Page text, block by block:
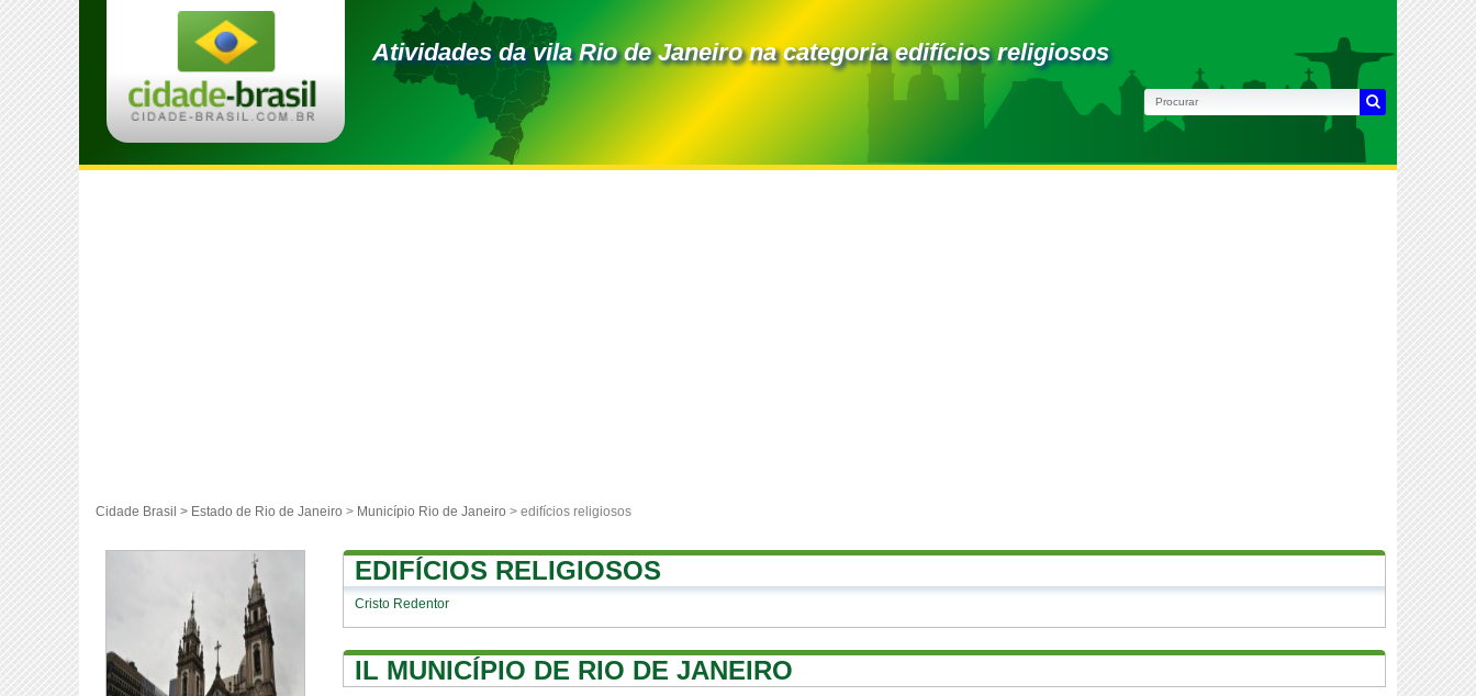
Atividades da vila Rio de Janeiro na categoria edifícios religiosos
Cidade Brasil > Estado de Rio de Janeiro > Município Rio de Janeiro > edifícios religiosos
EDIFÍCIOS RELIGIOSOS
Cristo Redentor
IL MUNICÍPIO DE RIO DE JANEIRO